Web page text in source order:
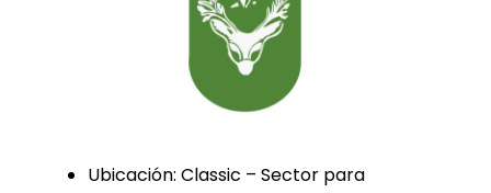
Ubicación: Classic – Sector para